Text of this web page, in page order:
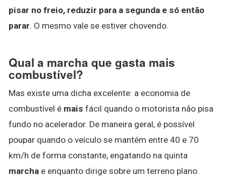
pisar no freio, reduzir para a segunda e só então
parar. O mesmo vale se estiver chovendo.
Qual a marcha que gasta mais
combustível?
Mas existe uma dicha excelente: a economia de
combustível é mais fácil quando o motorista não pisa
fundo no acelerador. De maneira geral, é possível
poupar quando o veículo se mantém entre 40 e 70
km/h de forma constante, engatando na quinta
marcha e enquanto dirige sobre um terreno plano.